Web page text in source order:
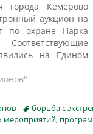
города Кемерово
аукцион на
по охране Парка
на Едином
пишет А42.ru.
контракта — 9 635
бюджета.
должен иметь
лицензию на
Tagsборьба с
мероприятий,